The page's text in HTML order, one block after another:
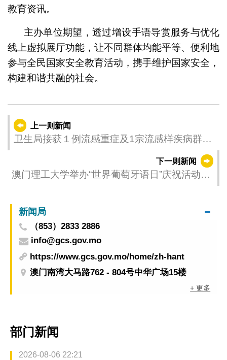
教育资讯。
主办单位期望，透过增设手语导赏服务与优化
线上虚拟展厅功能，让不同群体均能平等、便利地
参与全民国家安全教育活动，携手维护国家安全，
构建和谐共融的社会。
上一则新闻
卫生局接获１例流感重症及1宗流感样疾病群集
性感染报告 呼吁高风险人群尽早接种流感疫苗
下一则新闻
澳门理工大学举办“世界葡萄牙语日”庆祝活动深
新闻局
（853）2833 2886
info@gcs.gov.mo
https://www.gcs.gov.mo/home/zh-hant
澳门南湾大马路762 - 804号中华广场15楼
+ 更多
部门新闻
2026-08-06 22:21